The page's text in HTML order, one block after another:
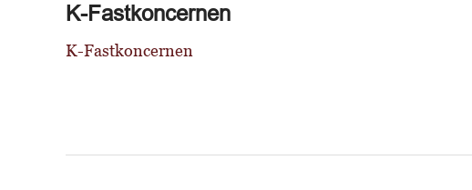
K-Fastkoncernen
K-Fastkoncernen